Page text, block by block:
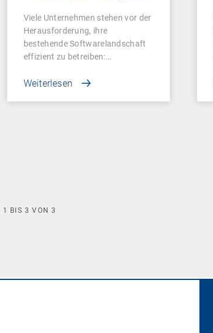
Viele Unternehmen stehen vor der
Herausforderung, ihre
bestehende Softwarelandschaft
effizient zu betreiben:…
Weiterlesen
1 BIS3 VON3